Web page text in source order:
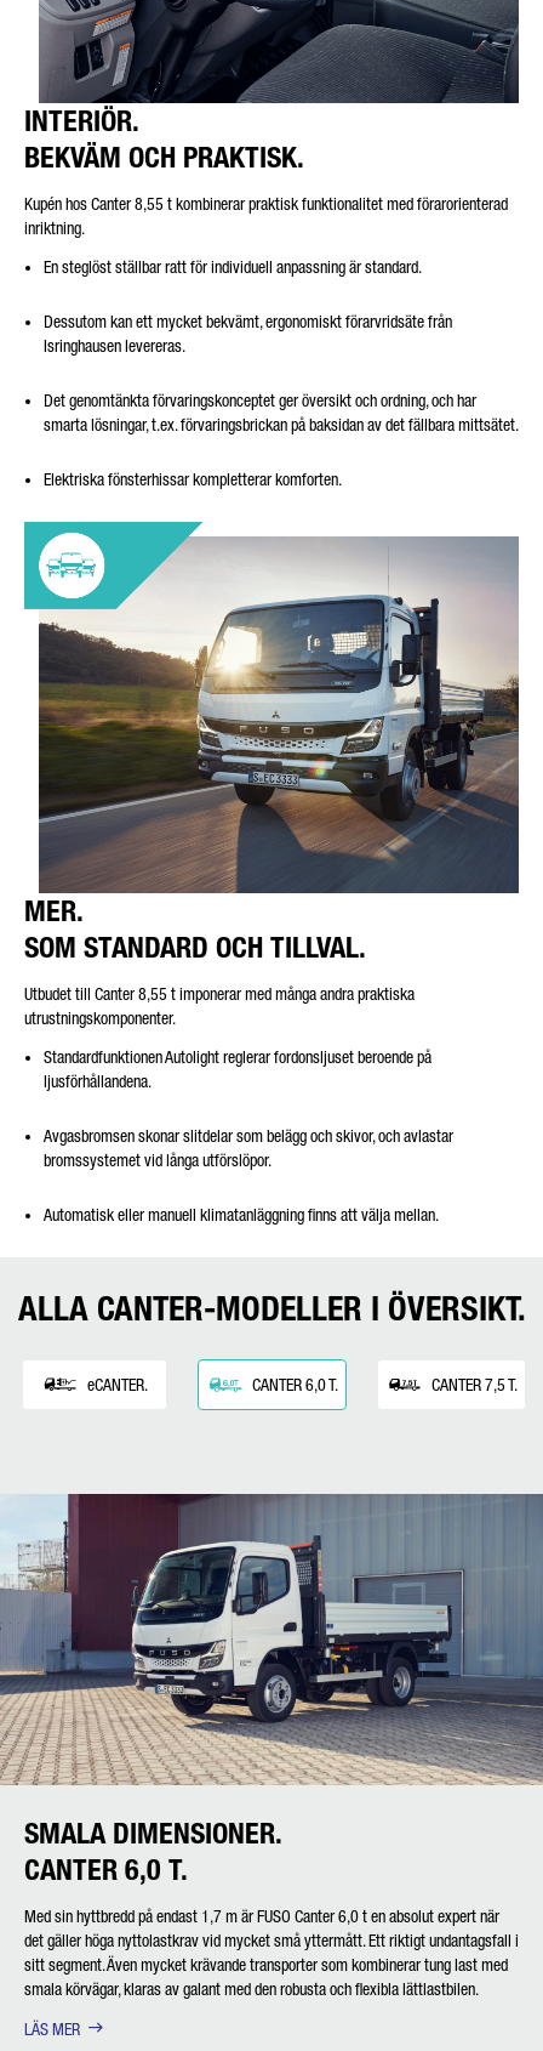
INTERIÖR.
BEKVÄM OCH PRAKTISK.
Kupén hos Canter 8,55 t kombinerar praktisk funktionalitet med förarorienterad
inriktning.
En steglöst ställbar ratt för individuell anpassning är standard.
Dessutom kan ett mycket bekvämt, ergonomiskt förarvridsäte från
Isringhausen levereras.
Det genomtänkta förvaringskonceptet ger översikt och ordning, och har
smarta lösningar, t.ex. förvaringsbrickan på baksidan av det fällbara mittsätet.
Elektriska fönsterhissar kompletterar komforten.
MER.
SOM STANDARD OCH TILLVAL.
Utbudet till Canter 8,55 t imponerar med många andra praktiska
utrustningskomponenter.
Standardfunktionen Autolight reglerar fordonsljuset beroende på
ljusförhållandena.
Avgasbromsen skonar slitdelar som belägg och skivor, och avlastar
bromssystemet vid långa utförslöpor.
Automatisk eller manuell klimatanläggning finns att välja mellan.
ALLA CANTER-MODELLER I ÖVERSIKT.
eCANTER. CANTER 6,0 T. CANTER 7,5 T.
SMALA DIMENSIONER.
CANTER 6,0 T.
Med sin hyttbredd på endast 1,7 m är FUSO Canter 6,0 t en absolut expert när
det gäller höga nyttolastkrav vid mycket små yttermått. Ett riktigt undantagsfall i
sitt segment. Även mycket krävande transporter som kombinerar tung last med
smala körvägar, klaras av galant med den robusta och flexibla lättlastbilen.
LÄS MER